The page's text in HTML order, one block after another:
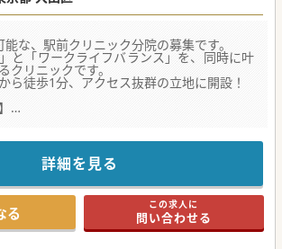
な、駅前クリニック分院の募集です。
と「ワークライフバランス」を、同時に叶
クリニックです。
ら徒歩1分、アクセス抜群の立地に開設！
アに関する社会的課題の解決を目指し、充
め神奈川県内2院、東京都内に2院呼吸器
を開院された法人運営のクリニックです。
間処方数では法人として全国1位を達成し
例・経験を基に研鑽を積む環境が整ってい
気】
遇となります。病院からご転職の先生も
詳細を見る
る この求人に
問い合わせる